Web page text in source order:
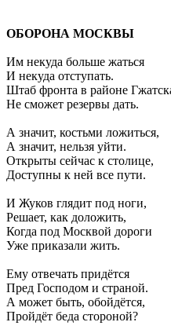
ОБОРОНА МОСКВЫ
Им некуда больше жаться
И некуда отступать.
Штаб фронта в районе
Не сможет резервы дать.
А значит, костьми ложиться,
А значит, нельзя уйти.
Открыты сейчас к столице,
Доступны к ней все пути.
И Жуков глядит под ноги,
Решает, как доложить,
Когда под Москвой дороги
Уже приказали жить.
Ему отвечать придётся
Пред Господом и страной.
А может быть, обойдётся,
Пройдёт беда стороной?